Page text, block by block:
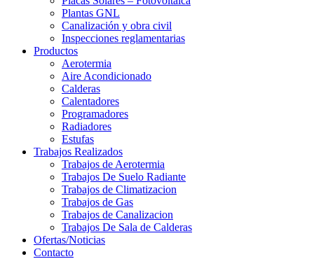
Plantas GNL
Canalización y obra civil
Inspecciones reglamentarias
Productos
Aerotermia
Aire Acondicionado
Calderas
Calentadores
Programadores
Radiadores
Estufas
Trabajos Realizados
Trabajos de Aerotermia
Trabajos De Suelo Radiante
Trabajos de Climatizacion
Trabajos de Gas
Trabajos de Canalizacion
Trabajos De Sala de Calderas
Ofertas/Noticias
Contacto